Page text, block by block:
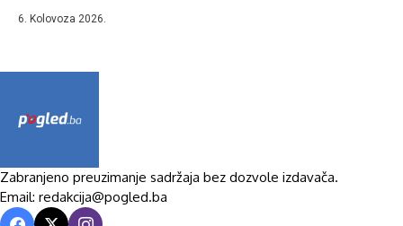
6. Kolovoza 2026.
Zabranjeno preuzimanje sadržaja bez dozvole izdavača.
Email: redakcija@pogled.ba